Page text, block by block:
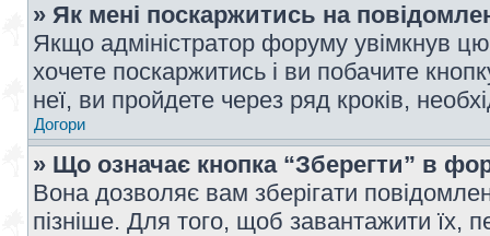
» Як мені поскаржитись на
Якщо адміністратор форуму увімкнув
хочете поскаржитись і ви побачите
неї, ви пройдете через ряд кроків,
Догори
» Що означає кнопка “Зберегти” в
Вона дозволяє вам зберігати
пізніше. Для того, щоб завантажити їх,